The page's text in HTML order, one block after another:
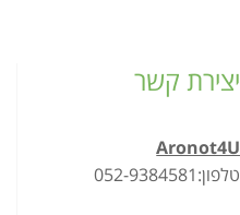
יצירת קשר
Aronot4U
טלפון:052-9384581